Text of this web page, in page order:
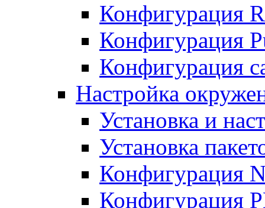
Конфигурация
Конфигурация
Конфигурация
Настройка
Установка и
Установка
Конфигурация
Конфигурация